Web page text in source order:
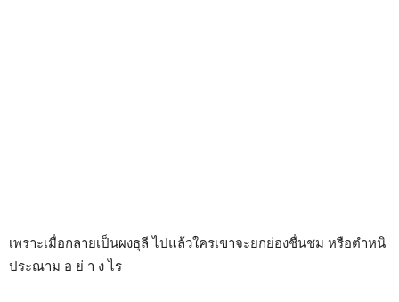
เพราะเมื่อกลายเป็นผงธุลี ไปแล้วใครเขาจะยกย่องชื่นชม หรือตำหนิ
ประณาม อ ย่ า ง ไร